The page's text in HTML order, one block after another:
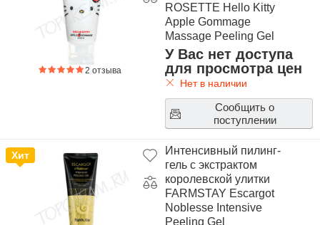
2 отзыва
ROSETTE Hello Kitty
Apple Gommage
Massage Peeling Gel
У Вас нет доступа
для просмотра цен
Нет в наличии
Сообщить о
поступлении
Хит
Интенсивный пилинг-
гель с экстрактом
королевской улитки
FARMSTAY Escargot
Noblesse Intensive
Peeling Gel